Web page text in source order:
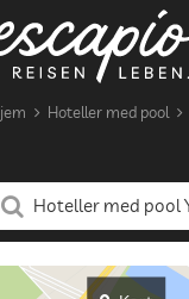
Hoteller med pool